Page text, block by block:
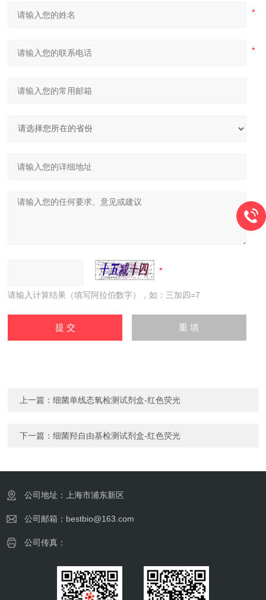
请输入计算结果（填写阿拉伯数字），如：三加四=7
上一篇：细菌单线态氧检测试剂盒-红色荧光
下一篇：细菌羟自由基检测试剂盒-红色荧光
公司地址：上海市浦东新区
公司邮箱：bestbio@163.com
公司传真：